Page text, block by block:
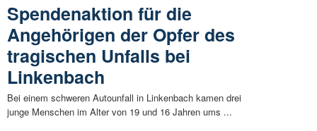
Spendenaktion für die
Angehörigen der Opfer des
tragischen Unfalls bei
Linkenbach
Bei einem schweren Autounfall in Linkenbach kamen drei
junge Menschen im Alter von 19 und 16 Jahren ums ...